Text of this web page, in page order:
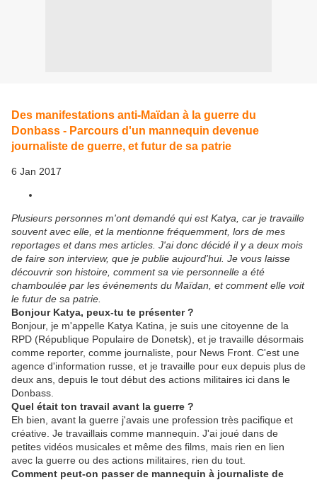
Des manifestations anti-Maïdan à la guerre du
Donbass - Parcours d'un mannequin devenue
journaliste de guerre, et futur de sa patrie
6 Jan 2017
Plusieurs personnes m'ont demandé qui est Katya, car je travaille
souvent avec elle, et la mentionne fréquemment, lors de mes
reportages et dans mes articles. J'ai donc décidé il y a deux mois
de faire son interview, que je publie aujourd'hui. Je vous laisse
découvrir son histoire, comment sa vie personnelle a été
chamboulée par les événements du Maïdan, et comment elle voit
le futur de sa patrie.
Bonjour Katya, peux-tu te présenter?
Bonjour, je m'appelle Katya Katina, je suis une citoyenne de la
RPD (République Populaire de Donetsk), et je travaille désormais
comme reporter, comme journaliste, pour News Front. C'est une
agence d'information russe, et je travaille pour eux depuis plus de
deux ans, depuis le tout début des actions militaires ici dans le
Donbass.
Quel était ton travail avant la guerre ?
Eh bien, avant la guerre j'avais une profession très pacifique et
créative. Je travaillais comme mannequin. J'ai joué dans de
petites vidéos musicales et même des films, mais rien en lien
avec la guerre ou des actions militaires, rien du tout.
Comment peut-on passer de mannequin à journaliste de